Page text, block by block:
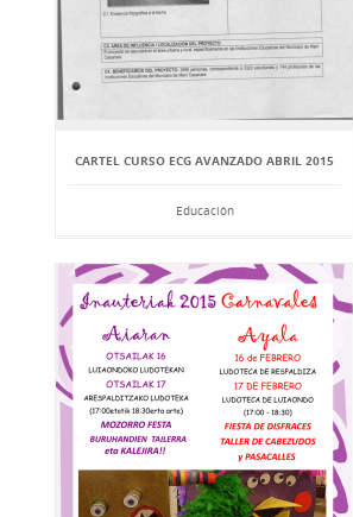
CARTEL CURSO ECG AVANZADO ABRIL 2015
Educación